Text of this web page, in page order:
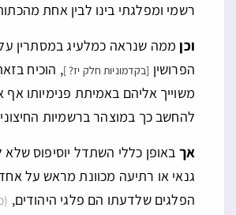
רשמי ומפלגתי בינו לבין אחת
וכן ממה שנראה כמלעיג במסתרין
הפרושין [בקדמוניות חלק יז? ], הוכיח
משוייך אליהם באמיתת פנימיותו אף
להחשב כך במוצהר ברשמיות
אך באופן כללי השתדל יוסיפוס שלא
גנאי או רתיעה מכוונת מראש על
הפלגים שלדעתו הם פלגי היהודים,